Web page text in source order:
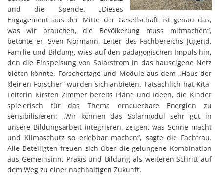
und die Spende. „Dieses
Engagement aus der Mitte der Gesellschaft ist genau das,
was wir brauchen, die Bevölkerung muss mitmachen“,
betonte er. Sven Normann, Leiter des Fachbereichs Jugend,
Familie und Bildung, wies auf den pädagogischen Impuls hin,
den die Einspeisung von Solarstrom in das hauseigene Netz
bieten könnte. Forschertage und Module aus dem „Haus der
kleinen Forscher“ würden sich anbieten. Tatsächlich hat Kita-
Leiterin Kirsten Zimmer bereits Pläne und Ideen, die Kinder
spielerisch für das Thema erneuerbare Energien zu
sensibilisieren: „Wir können das Solarmodul sehr gut in
unsere Bildungsarbeit integrieren, zeigen, was Sonne macht
und Klimaschutz so erlebbar machen“, sagte die Fachfrau.
Alle Beteiligten freuen sich über die gelungene Kombination
aus Gemeinsinn, Praxis und Bildung als weiteren Schritt auf
dem Weg zu einer nachhaltigen Zukunft.